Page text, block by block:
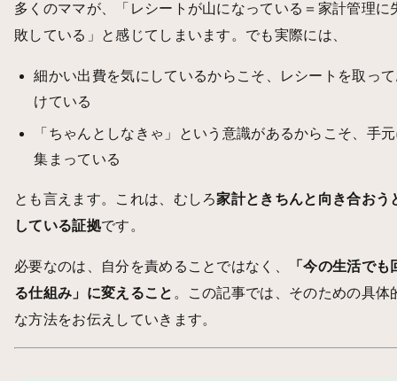
多くのママが、「レシートが山になっている＝家計管理に
敗している」と感じてしまいます。でも実際には、
細かい出費を気にしているからこそ、レシートを取っ
けている
「ちゃんとしなきゃ」という意識があるからこそ、手
集まっている
とも言えます。これは、むしろ家計ときちんと向き合おう
している証拠です。
必要なのは、自分を責めることではなく、
「今の生活でも
る仕組み」に変えること 。この記事では、そのための具体
な方法をお伝えしていきます。